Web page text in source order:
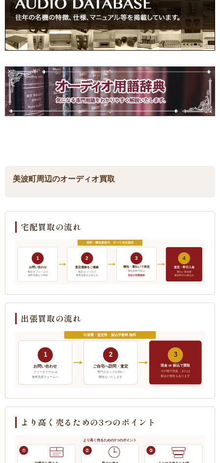
美波町周辺のオーディオ買取
宅配買取の流れ
送料・梱包資材代 すべて当社負担
1
お問い合わせ
電話 or フォームで
無料見積もり依頼
2
査定価格をご連絡
電話 or メールで
概算金額をお知らせ
3
梱包・着払いで発送
梱包資材代金は
当社が全額負担
4
査定・即日入金
着払い発送後
最短即日お振込み
出張買取の流れ
出張費・査定料・振込手数料 無料
1
お問い合わせ
フリーダイヤル or
無料見積フォームへ
2
ご自宅へ訪問・査定
専門スタッフが伺い
梱包もいたします
3
現金 or 振込で買取
その場で現金、または
振込の場合もあります
より高く売るための3つのポイント
より高く売るための3つのポイント
① ② ③